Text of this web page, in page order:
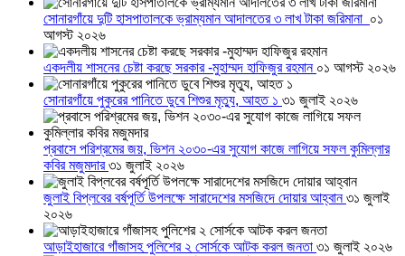
সোনারগাঁয়ে দুটি হাসপাতালকে ভ্রাম্যমান আদালতের ৩ লাখ টাকা জরিমানা ০১
আগস্ট ২০২৬
একদলীয় শাসনের চেষ্টা করছে সরকার -মুহাম্মদ হাফিজুর রহমান ০১ আগস্ট ২০২৬
সোনারগাঁয়ে পুকুরের পানিতে ডুবে শিশুর মৃত্যু, আহত ১ ৩১ জুলাই ২০২৬
প্রবাসে পরিশ্রমের জয়, ভিশন ২০৩০-এর সুযোগ কাজে লাগিয়ে সফল কুমিল্লার
কবির মজুমদার৩১ জুলাই ২০২৬
জুলাই বিপ্লবের বর্ষপূর্তি উপলক্ষে সারাদেশের মসজিদে দোয়ার আহ্বান৩১ জুলাই
২০২৬
আড়াইহাজারে গাঁজাসহ পুলিশের ২ সোর্সকে আটক করল জনতা ৩১ জুলাই ২০২৬